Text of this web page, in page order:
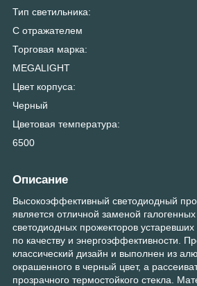
Тип светильника:
С отражателем
Торговая марка:
MEGALIGHT
Цвет корпуса:
Черный
Цветовая температура:
6500
Описание
Высокоэффективный светодиодный
является отличной заменой
светодиодных прожекторов
по качеству и энергоэффективности.
классический дизайн и выполнен из
окрашенного в черный цвет, а
прозрачного термостойкого стекла.